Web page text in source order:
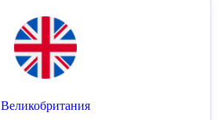
Великобритания